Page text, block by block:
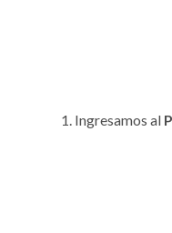
1. Ingresamos al